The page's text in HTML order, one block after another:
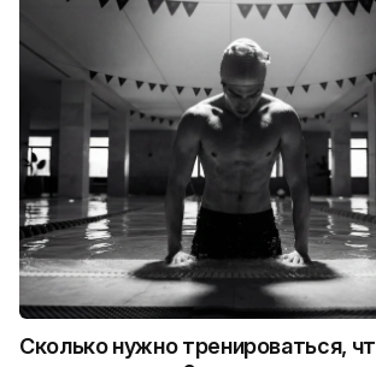
Сколько нужно тренироваться,